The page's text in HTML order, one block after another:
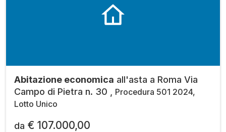
Abitazione economica all'asta a Roma Via
Campo di Pietra n. 30 ,
Procedura 501 2024,
Lotto Unico
da € 107.000,00